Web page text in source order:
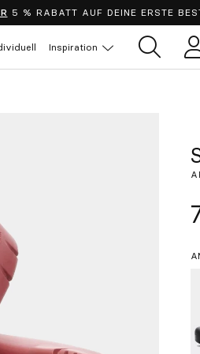
5 % RABATT AUF DEINE ERSTE
Inspiration